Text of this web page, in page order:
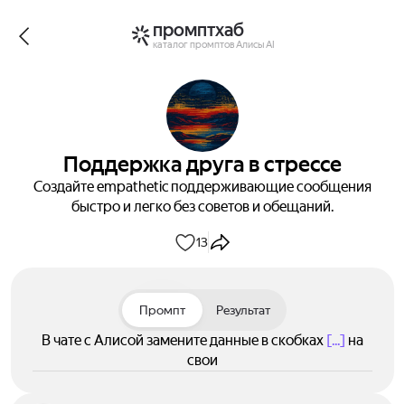
промптхаб
каталог промптов Алисы AI
Поддержка друга в стрессе
Создайте empathetic поддерживающие сообщения
быстро и легко без советов и обещаний.
13
Промпт Результат
В чате с Алисой замените данные в скобках [...] на
свои